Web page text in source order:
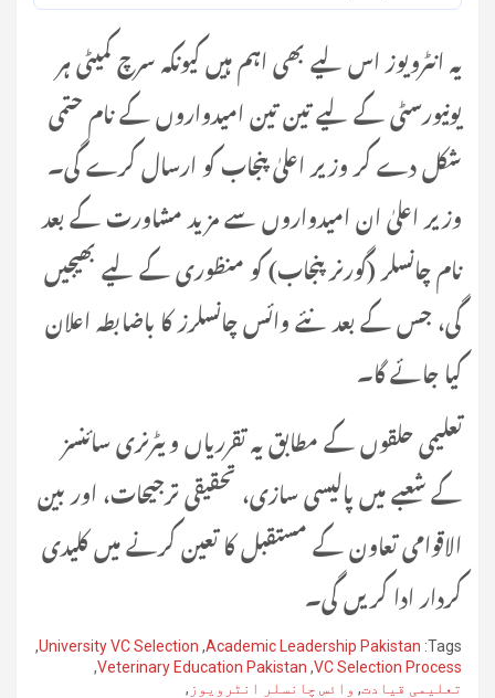
یہ انٹرویوز اس لیے بھی اہم ہیں کیونکہ سرچ کمیٹی ہر
یونیورسٹی کے لیے تین تین امیدواروں کے نام حتمی
شکل دے کر وزیر اعلیٰ پنجاب کو ارسال کرے گی۔
وزیر اعلیٰ ان امیدواروں سے مزید مشاورت کے بعد
نام چانسلر (گورنر پنجاب) کو منظوری کے لیے بھیجیں
گی، جس کے بعد نئے وائس چانسلرز کا باضابطہ اعلان
کیا جائے گا۔
تعلیمی حلقوں کے مطابق یہ تقرریاں ویٹرنری سائنسز
کے شعبے میں پالیسی سازی، تحقیقی ترجیحات، اور بین
الاقوامی تعاون کے مستقبل کا تعین کرنے میں کلیدی
کردار ادا کریں گی۔
Tags:
Academic Leadership Pakistan
,
University VC Selection
,
VC Selection Process
,
Veterinary Education Pakistan
,
تعلیمی قیادت, وائس چانسلر انٹرویوز ,